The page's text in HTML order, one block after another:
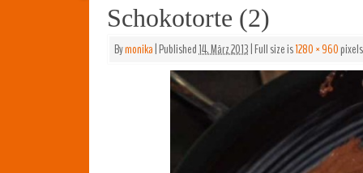
Schokotorte (2)
Bymonika|Published14. März 2013|Full size is1280 × 960pixels